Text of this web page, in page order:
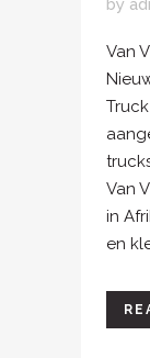
by
Van
Van
in
en